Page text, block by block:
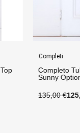
71 + Top
Top